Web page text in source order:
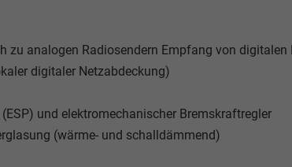
zu analogen Radiosendern Empfang von digitalen
digitaler Netzabdeckung)
und elektromechanischer Bremskraftregler
(wärme- und schalldämmend)